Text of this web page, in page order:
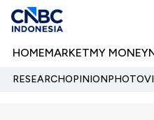
HOMEMARKETMY MONEY
RESEARCHOPINIONPHOTO